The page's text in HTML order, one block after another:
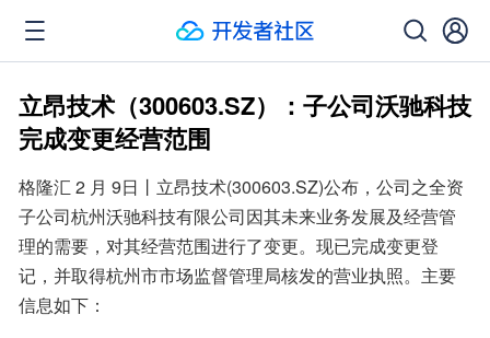
立昂技术（300603.SZ）：子公司沃驰科技
完成变更经营范围
格隆汇 2 月 9日丨立昂技术(300603.SZ)公布，公司之全资
子公司杭州沃驰科技有限公司因其未来业务发展及经营管
理的需要，对其经营范围进行了变更。现已完成变更登
记，并取得杭州市市场监督管理局核发的营业执照。主要
信息如下：